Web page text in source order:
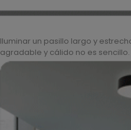
Iluminar un pasillo largo y
agradable y cálido no es sencillo.